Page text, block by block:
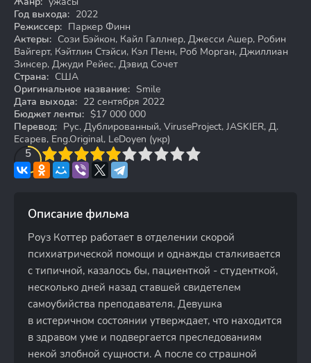
Год выхода: 2022
Режиссер: Паркер Финн
Актеры: Сози Бэйкон, Кайл Галлнер, Джесси Ашер, Робин
Вайгерт, Кэйтлин Стэйси, Кэл Пенн, Роб Морган, Джиллиан
Зинсер, Джуди Рейес, Дэвид Сочет
Страна: США
Оригинальное название: Smile
Дата выхода: 22 сентября 2022
Бюджет ленты: $17 000 000
Перевод: Рус. Дублированный, ViruseProject, JASKIER, Д.
Есарев, Eng.Original, LeDoyen (укр)
5
4 5 6 7 8 9 10
Описание фильма
Роуз Коттер работает в отделении скорой
психиатрической помощи и однажды сталкивается
с типичной, казалось бы, пациенткой - студенткой,
несколько дней назад ставшей свидетелем
самоубийства преподавателя. Девушка
в истеричном состоянии утверждает, что находится
в здравом уме и подвергается преследованиям
некой злобной сущности. А после со страшной